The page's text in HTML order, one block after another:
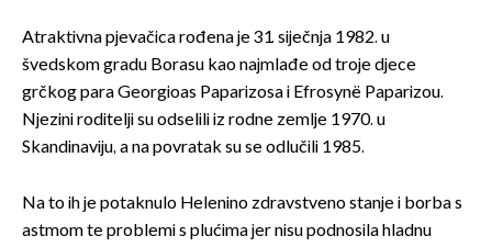
DA, I DANAS ZNAM PJESMU
NAPAMET!
NE, NISAM OVO PRIJE VIDIO/LA
NE GLEDAM EUROVIZIJU
Atraktivna pjevačica rođena je 31. siječnja 1982. u
švedskom gradu Borasu kao najmlađe od troje djece
grčkog para Georgioas Paparizosa i Efrosynë Paparizou.
Njezini roditelji su odselili iz rodne zemlje 1970. u
Skandinaviju, a na povratak su se odlučili 1985.
Na to ih je potaknulo Helenino zdravstveno stanje i borba s
astmom te problemi s plućima jer nisu podnosila hladnu